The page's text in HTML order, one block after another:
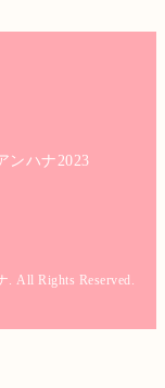
ンハナ2023
. All Rights Reserved.